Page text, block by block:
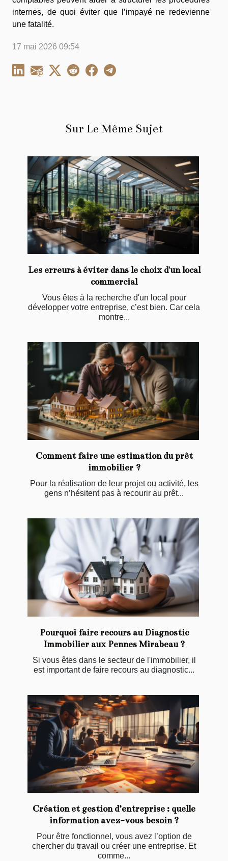
internes, de quoi éviter que l’impayé ne redevienne
une fatalité.
17 mai 2026 09:54
Sur Le Même Sujet
Les erreurs à éviter dans le choix d'un local
commercial
Vous êtes à la recherche d'un local pour
développer votre entreprise, c’est bien. Car cela
montre...
Comment faire une estimation du prêt
immobilier ?
Pour la réalisation de leur projet ou activité, les
gens n’hésitent pas à recourir au prêt...
Pourquoi faire recours au Diagnostic
Immobilier aux Pennes Mirabeau ?
Si vous êtes dans le secteur de l'immobilier, il
est important de faire recours au diagnostic...
Création et gestion d’entreprise : quelle
information avez-vous besoin ?
Pour être fonctionnel, vous avez l’option de
chercher du travail ou créer une entreprise. Et
comme...